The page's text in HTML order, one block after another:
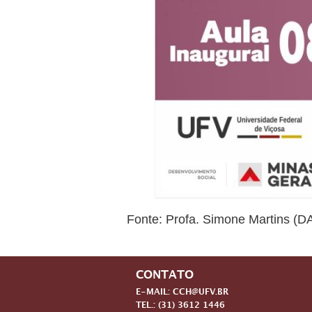
Fonte: Profa. Simone Martins
CONTATO
E-MAIL: CCH@UFV.BR
TEL.: (31) 3612 1446